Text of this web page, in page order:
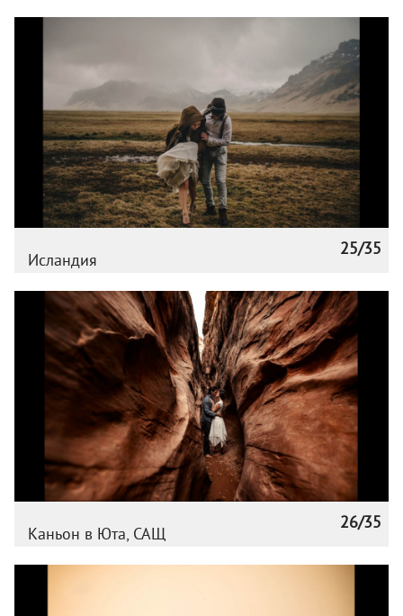
25/35
Исландия
26/35
Каньон в Юта, САЩ